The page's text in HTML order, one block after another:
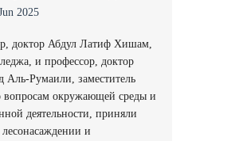
2025
доктор Абдул Латиф Хишам,
и профессор, доктор
Аль-Румаили, заместитель
вопросам окружающей среды и
деятельности, приняли
лесонасаждении и